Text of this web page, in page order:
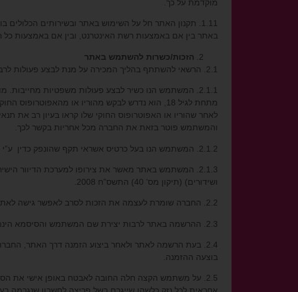
מוקדמת על כך.
1.11. תקנון האתר חל על השימוש באתר ובשירותים
באתר בין אם באמצעות רשת האינטרנט, ובין אם באמצעות
הזכות/כשרות להשתמש באתר
2.1. הרשאי להשתתף בהליך המכירה על מנת לבצע פעולות לרבות רכישות, הוא כל משתמש אשר ימלא אחר התנאים המצטברים המפורטים להלן:
2.1.1. המשתמש הנו כשיר לבצע פעולות משפטיות
מתחת לגיל 18, הוא נדרש לבקש מהוריו או
לאחר שהוריו או האפוטרופוס החוקי שלו קראו בעיון רב את
והמשתמש פוטר בזאת את החברה מכל אחריות בקשר לכך.
2.1.2. המשתמש הנו בעל כרטיס אשראי תקף שהונפק כדין ע”י אחת מחברות כרטיסי האשראי הפעילות גם בישראל.
2.1.3. המשתמש באתר מאשר את צירופו למערכת הדיוור
ושידורים) (תיקון מס’ 40) התשס”ח 2008.
2.2. החברה שומרת לעצמה את הזכות לסרב לאפשר גישה לאתר לכל משתמש קצה בהתאם לשיקול דעתה הבלעדי.
2.3. ההרשמה באתר לרבות יצירת שם המשתמש והסיסמא הינה אישית ואינה ניתנת להעברה, בתמורה או שלא בתמורה.
2.4. בעת הרשמה לאתר ולאחר ביצוע הזמנה דרך האתר,
בוצעה ההזמנה.
2.5. על משתמש הקצה חלה החובה לאבטח באופן אישי